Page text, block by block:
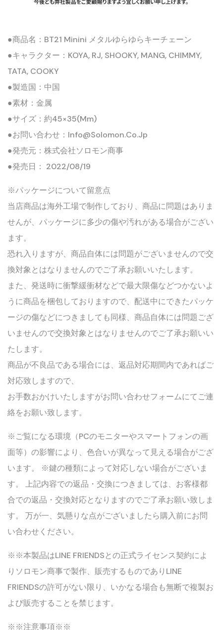
●商品名：BT21 Minini メタルゆらゆらキーチェーン
●キャラクター：KOYA, RJ, SHOOKY, MANG, CHIMMY,
TATA, COOKY
●製造国：中国
●素材：金属
●サイズ：約45×35(mm)
●お問い合わせ：info@solomon.co.jp
●発売元：株式会社ソロモン商事
●発売日： 2022/08/19
※パッケージについて留意点
当店商品は海外工場で制作しており、商品に問題はありま
せんが、パッケージに多少の傷や汚れがある場合がござい
ます。
恐れ入りますが、商品自体には問題がございませんので交
換対象とはなりませんのでご了承お願いいたします。
また、発送時に衝撃緩衝材などで最大限傷などつかないよ
うに商品を梱包しておりますので、配送中にできたパッケ
ージの傷などにつきましても同様、商品自体には問題ござ
いませんので交換対象とはなりませんのでご了承お願いい
たします。
商品が不良品である場合には、返品対応期間内であればご
対応致しますので、
お手数おかけいたしますがお問い合わせフォームにてご連
絡をお願い致します。
※ご覧になる環境（PCのモニターやスマートフォンの画
面等）の影響により、色合いが異なって見える場合がござ
います。 ※鍵の種類によって対応しない場合がございま
す。 上記内容での返品・交換につきましては、お客様都
合での返品・交換対応となりますのでご了承お願い致しま
す。 万が一、気懸りな点がございましたら購入前にお問
い合わせください。
※※本製品はLINE FRIENDSとの正式ライセンス契約によ
りソロモン商事で製作、販売するものでありLINE
FRIENDSの許可がない限り、いかなる場合も無断で複製お
よび販売することを禁じます。
※※注意事項※※